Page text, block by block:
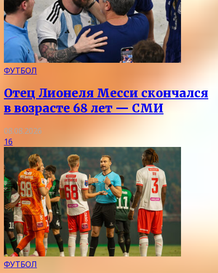
ФУТБОЛ
Отец Лионеля Месси скончался
в возрасте 68 лет — СМИ
08.08.2026
16
ФУТБОЛ